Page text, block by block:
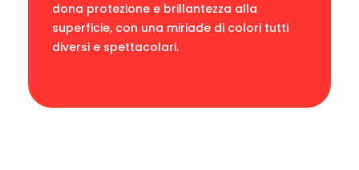
dona protezione e brillantezza alla
superficie, con una miriade di colori tutti
diversi e spettacolari.